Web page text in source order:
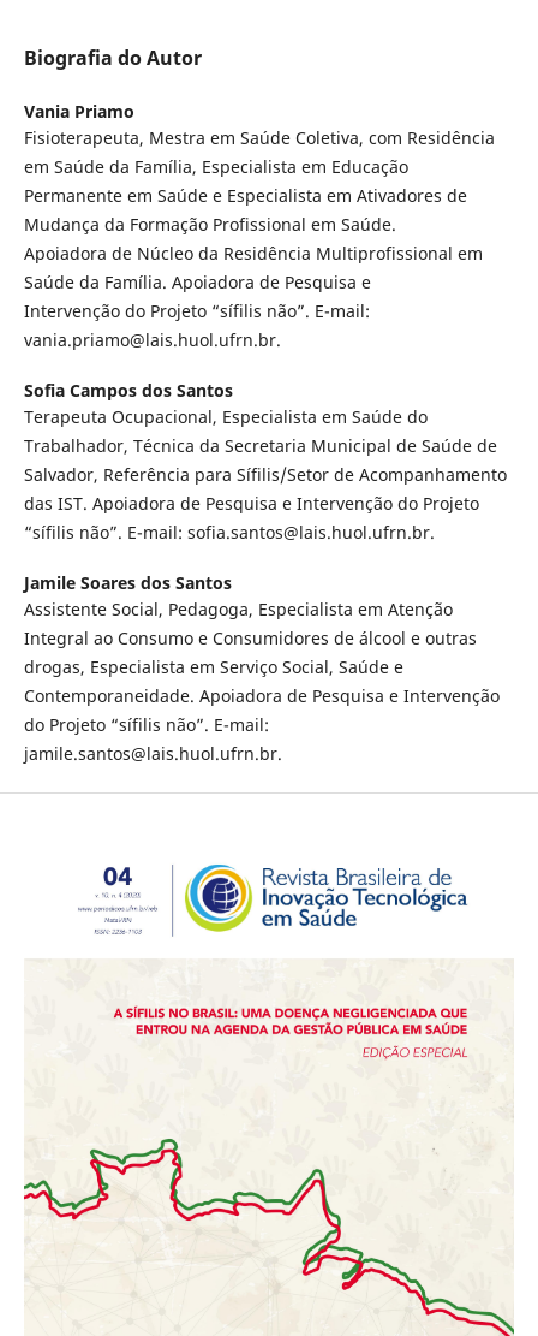
Biografia do Autor
Vania Priamo
Fisioterapeuta, Mestra em Saúde Coletiva, com Residência
em Saúde da Família, Especialista em Educação
Permanente em Saúde e Especialista em Ativadores de
Mudança da Formação Profissional em Saúde.
Apoiadora de Núcleo da Residência Multiprofissional em
Saúde da Família. Apoiadora de Pesquisa e
Intervenção do Projeto “sífilis não”. E-mail:
vania.priamo@lais.huol.ufrn.br.
Sofia Campos dos Santos
Terapeuta Ocupacional, Especialista em Saúde do
Trabalhador, Técnica da Secretaria Municipal de Saúde de
Salvador, Referência para Sífilis/Setor de Acompanhamento
das IST. Apoiadora de Pesquisa e Intervenção do Projeto
“sífilis não”. E-mail: sofia.santos@lais.huol.ufrn.br.
Jamile Soares dos Santos
Assistente Social, Pedagoga, Especialista em Atenção
Integral ao Consumo e Consumidores de álcool e outras
drogas, Especialista em Serviço Social, Saúde e
Contemporaneidade. Apoiadora de Pesquisa e Intervenção
do Projeto “sífilis não”. E-mail:
jamile.santos@lais.huol.ufrn.br.